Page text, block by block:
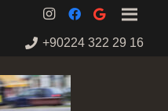
+90224 322 29 16